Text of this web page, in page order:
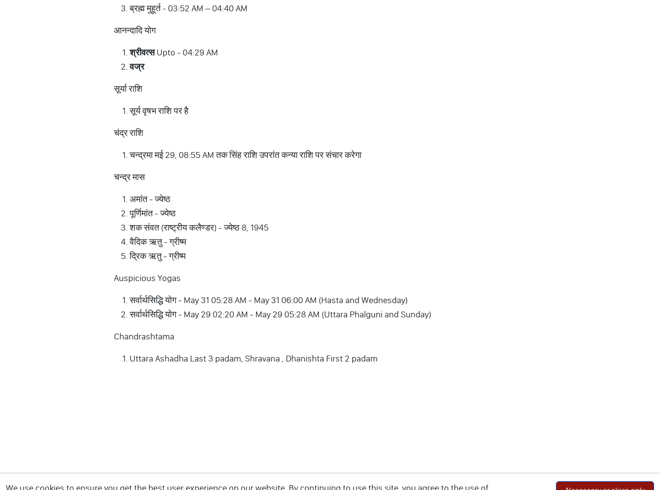
ब्रह्म मुहूर्त - 03:52 AM – 04:40 AM
आनन्दादि योग
श्रीवत्सUpto - 04:29 AM
वज्र
सूर्या राशि
सूर्य वृषभ राशि पर है
चंद्र राशि
चन्द्रमा मई 29, 08:55 AM तक सिंह राशि उपरांत कन्या राशि पर संचार करेगा
चन्द्र मास
अमांत - ज्येष्ठ
पूर्णिमांत - ज्येष्ठ
शक संवत (राष्ट्रीय कलैण्डर) - ज्येष्ठ 8, 1945
वैदिक ऋतु - ग्रीष्म
द्रिक ऋतु - ग्रीष्म
Auspicious Yogas
सर्वार्थसिद्धि योग - May 31 05:28 AM - May 31 06:00 AM (Hasta and Wednesday)
सर्वार्थसिद्धि योग - May 29 02:20 AM - May 29 05:28 AM (Uttara Phalguni and Sunday)
Chandrashtama
Uttara Ashadha Last 3 padam, Shravana , Dhanishta First 2 padam